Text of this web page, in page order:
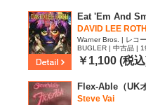
Eat 'Em And
DAVID LEE ROTH
Warner Bros. | レコ
BUGLER | 中古品 |
￥1,100 (税
Flex-Able（UK
Steve Vai